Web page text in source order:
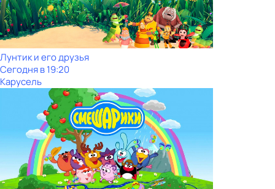
Лунтик и его друзья
Сегодня в 19:20
Карусель